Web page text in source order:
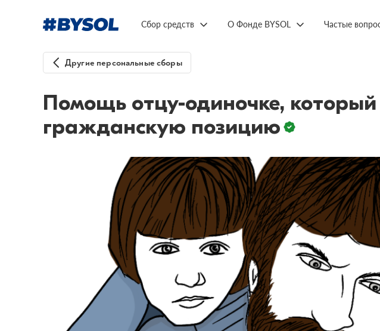
Сбор средств О Фонде BYSOL Частые
Другие персональные сборы
Помощь отцу-одиночке, который
гражданскую позицию